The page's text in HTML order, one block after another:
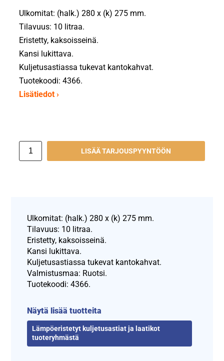
Ulkomitat: (halk.) 280 x (k) 275 mm.
Tilavuus: 10 litraa.
Eristetty, kaksoisseinä.
Kansi lukittava.
Kuljetusastiassa tukevat kantokahvat.
Tuotekoodi: 4366.
Lisätiedot ›
LISÄÄ TARJOUSPYYNTÖÖN
Ulkomitat: (halk.) 280 x (k) 275 mm.
Tilavuus: 10 litraa.
Eristetty, kaksoisseinä.
Kansi lukittava.
Kuljetusastiassa tukevat kantokahvat.
Valmistusmaa: Ruotsi.
Tuotekoodi: 4366.
Näytä lisää tuotteita
Lämpöeristetyt kuljetusastiat ja laatikot
tuoteryhmästä